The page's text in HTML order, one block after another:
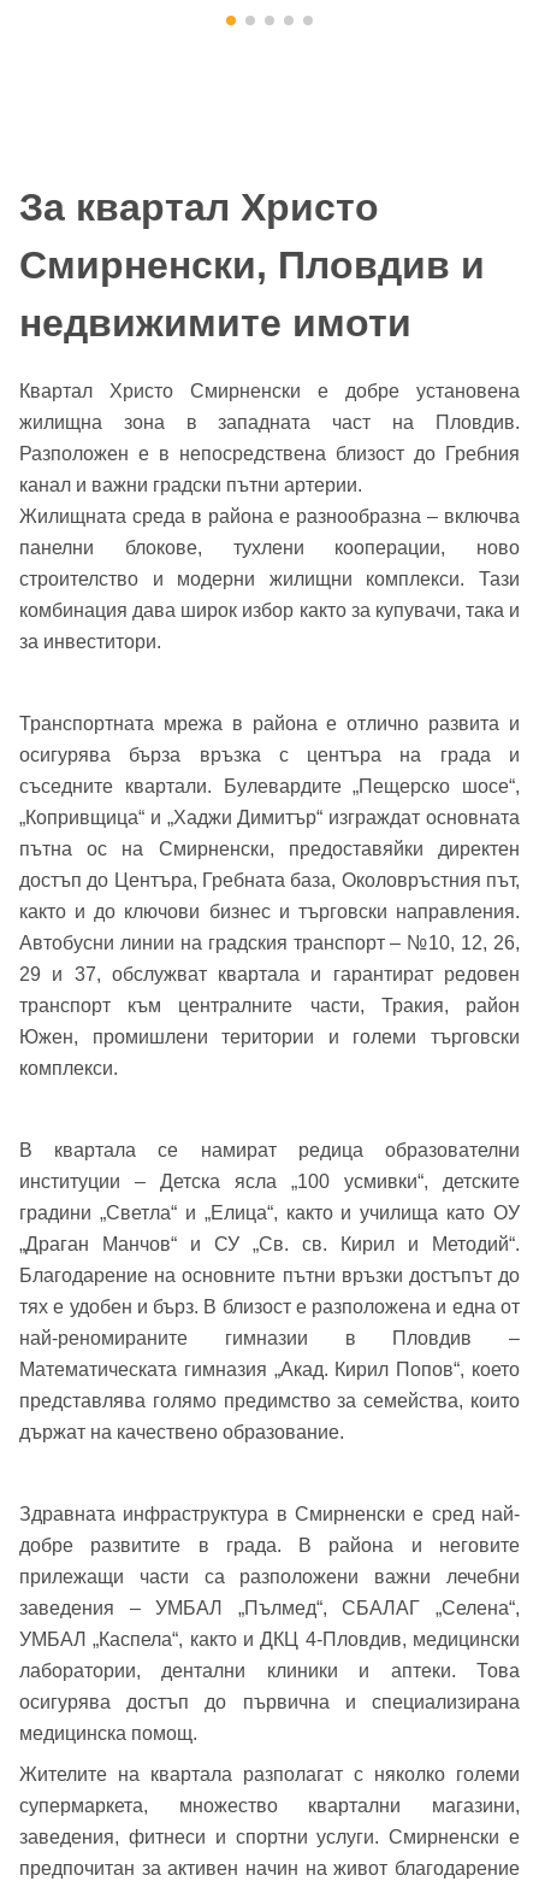
Добре дошъл!
Вход Регистрация
Имейл Адрес
Парола
За квартал Христо
Смирненски, Пловдив и
недвижимите имоти
Квартал Христо Смирненски е добре установена
жилищна зона в западната част на Пловдив.
Разположен е в непосредствена близост до Гребния
канал и важни градски пътни артерии.
Жилищната среда в района е разнообразна – включва
панелни блокове, тухлени кооперации, ново
строителство и модерни жилищни комплекси. Тази
комбинация дава широк избор както за купувачи, така и
за инвеститори.
Транспортната мрежа в района е отлично развита и
осигурява бърза връзка с центъра на града и
съседните квартали. Булевардите „Пещерско шосе“,
„Копривщица“ и „Хаджи Димитър“ изграждат основната
пътна ос на Смирненски, предоставяйки директен
достъп до Центъра, Гребната база, Околовръстния път,
както и до ключови бизнес и търговски направления.
Автобусни линии на градския транспорт – №10, 12, 26,
29 и 37, обслужват квартала и гарантират редовен
транспорт към централните части, Тракия, район
Южен, промишлени територии и големи търговски
комплекси.
В квартала се намират редица образователни
институции – Детска ясла „100 усмивки“, детските
градини „Светла“ и „Елица“, както и училища като ОУ
„Драган Манчов“ и СУ „Св. св. Кирил и Методий“.
Благодарение на основните пътни връзки достъпът до
тях е удобен и бърз. В близост е разположена и една от
най-реномираните гимназии в Пловдив –
Математическата гимназия „Акад. Кирил Попов“, което
представлява голямо предимство за семейства, които
държат на качествено образование.
Здравната инфраструктура в Смирненски е сред най-
добре развитите в града. В района и неговите
прилежащи части са разположени важни лечебни
заведения – УМБАЛ „Пълмед“, СБАЛАГ „Селена“,
УМБАЛ „Каспела“, както и ДКЦ 4-Пловдив, медицински
лаборатории, дентални клиники и аптеки. Това
осигурява достъп до първична и специализирана
медицинска помощ.
Жителите на квартала разполагат с няколко големи
супермаркета, множество квартални магазини,
заведения, фитнеси и спортни услуги. Смирненски е
предпочитан за активен начин на живот благодарение
Имейл адрес*
▼
Вашето запитване стигна до нас. Ще